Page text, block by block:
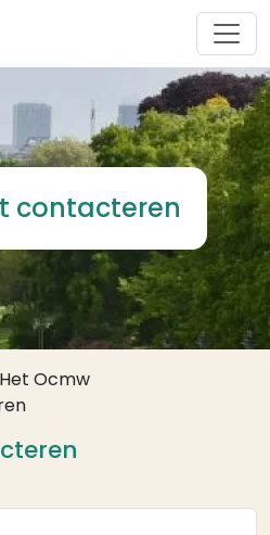
gaan
contacteren
Het Ocmw